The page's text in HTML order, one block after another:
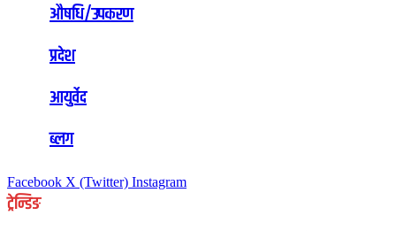
औषधि/उपकरण
प्रदेश
आयुर्वेद
ब्लग
Facebook X (Twitter) Instagram
ट्रेन्डिङ